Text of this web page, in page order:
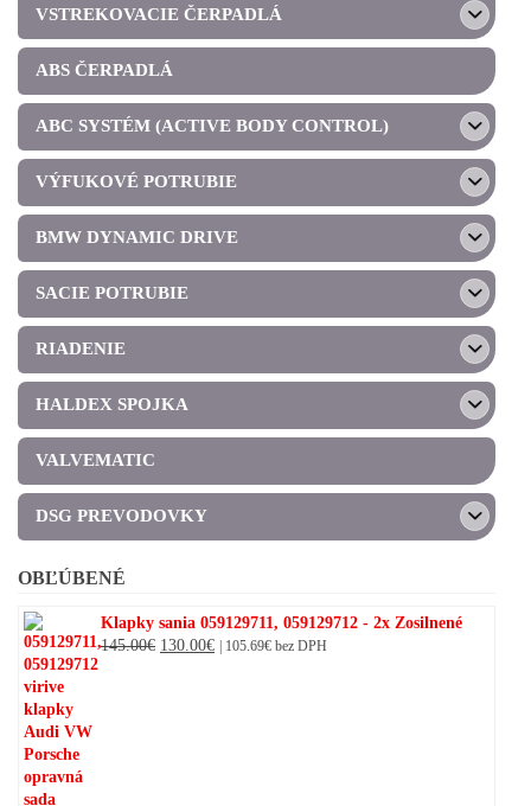
VSTREKOVACIE ČERPADLÁ
ABS ČERPADLÁ
ABC SYSTÉM (ACTIVE BODY CONTROL)
VÝFUKOVÉ POTRUBIE
BMW DYNAMIC DRIVE
SACIE POTRUBIE
RIADENIE
HALDEX SPOJKA
VALVEMATIC
DSG PREVODOVKY
OBĽÚBENÉ
Klapky sania 059129711, 059129712 - 2x Zosilnené
145.00€ Original
130.00€Current
| 105.69€ bez DPH